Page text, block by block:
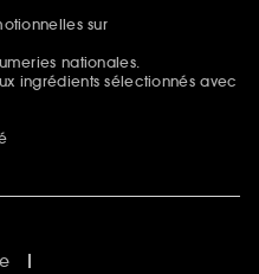
sur
nationales.
ingrédients sélectionnés avec